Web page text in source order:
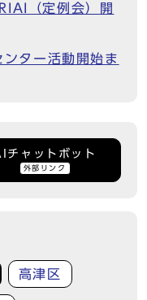
（定例会）開
ター活動開始ま
チャットボット
外部リンク
高津区